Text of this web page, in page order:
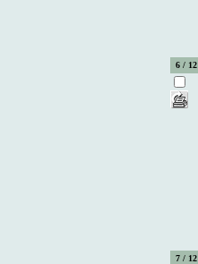
6 / 12
7 / 12